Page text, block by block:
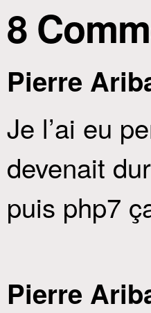
8
Pierre
Je l’ai eu
devenait
puis php7
Pierre